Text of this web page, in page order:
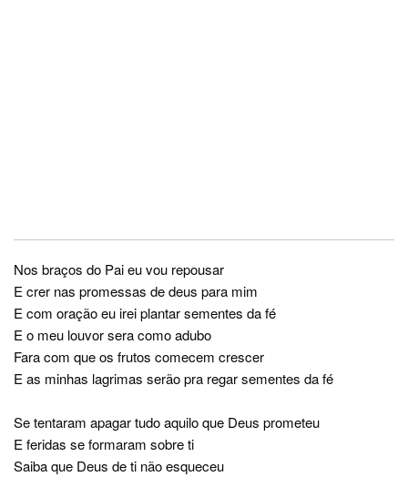
Nos braços do Pai eu vou repousar
E crer nas promessas de deus para mim
E com oração eu irei plantar sementes da fé
E o meu louvor sera como adubo
Fara com que os frutos comecem crescer
E as minhas lagrimas serão pra regar sementes da fé
Se tentaram apagar tudo aquilo que Deus prometeu
E feridas se formaram sobre ti
Saiba que Deus de ti não esqueceu